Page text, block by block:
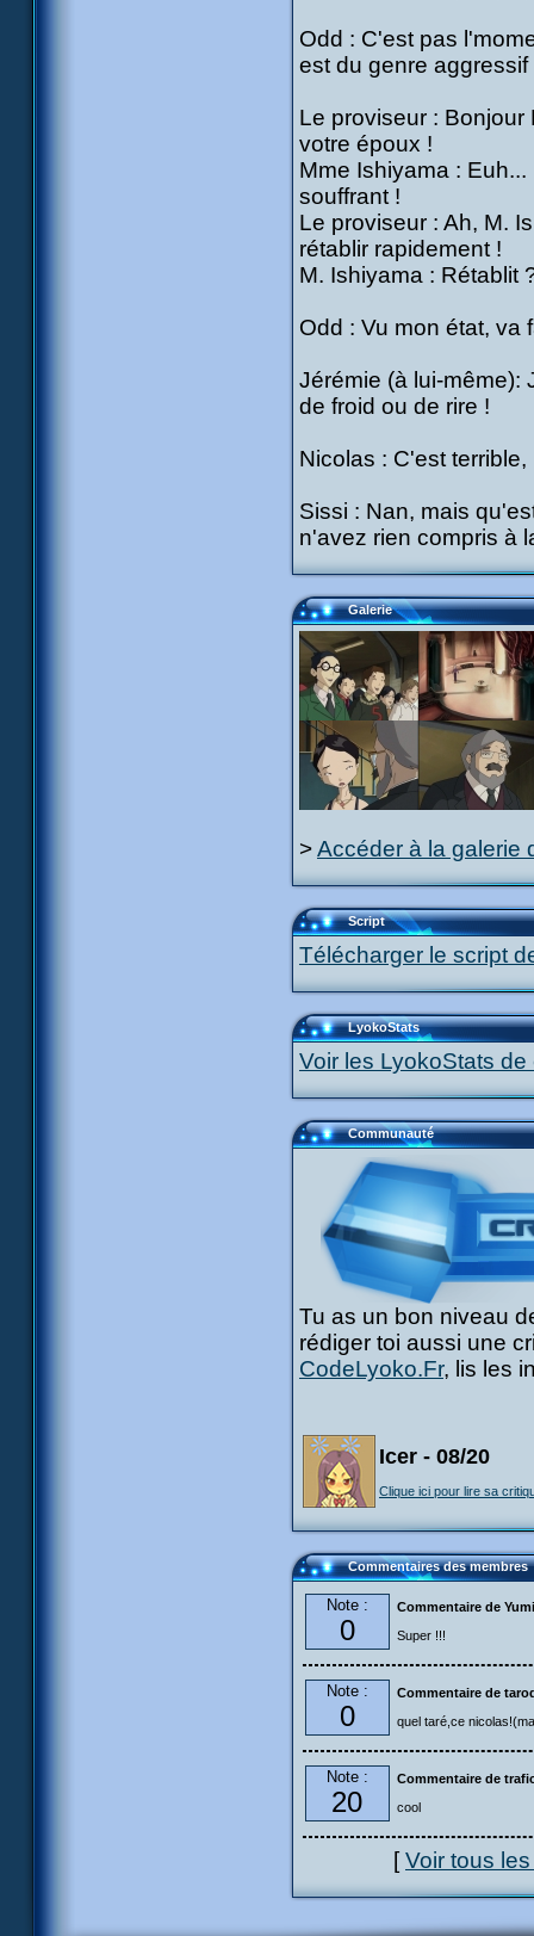
Odd : C'est pas
est du genre
Le proviseur :
votre époux !
Mme Ishiyama :
souffrant !
Le proviseur : Ah, M.
rétablir rapidement !
M. Ishiyama : Rétablit
Odd : Vu mon état, va
Jérémie (à lui-même):
de froid ou de rire !
Nicolas : C'est
Sissi : Nan, mais
n'avez rien compris à
Galerie
>Accéder à la galerie
Script
Télécharger le script
LyokoStats
Voir les LyokoStats
Communauté
Tu as un bon niveau
rédiger toi aussi une
CodeLyoko.Fr, lis les
Icer - 08/20
Clique ici pour lire sa
Commentaires des membres
Note :
0
Commentaire de
Super !!!
Note :
0
Commentaire de
quel taré,ce
Note :
20
Commentaire de
cool
[Voir tous